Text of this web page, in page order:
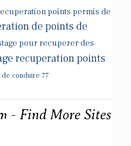
points permis de
de points de
pour recuperer des
recuperation points
conduire 77
- Find More Sites